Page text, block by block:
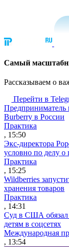
Cамый
Рассказываем о
Перейти в
Предприниматель
Burberry в России
Практика
, 15:50
Экс-директора
условно по делу
Практика
, 15:25
Wildberries
хранения товаров
Практика
, 14:31
Суд в США обязал
детям в соцсетях
Международная
, 13:54